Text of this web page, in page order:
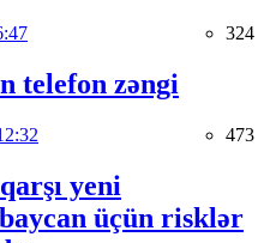
324
telefon zəngi
473
yeni
üçün risklər